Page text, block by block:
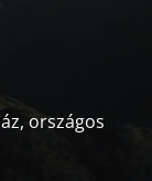
országos